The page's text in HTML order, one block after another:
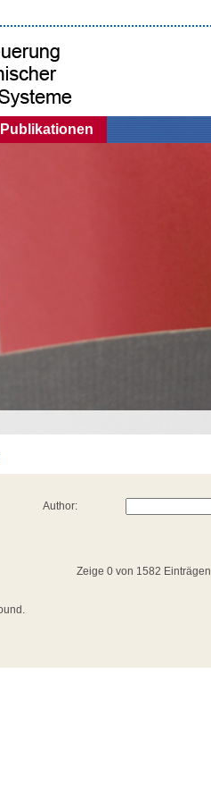
Publikationen
Author:
Zeige 0 von 1582 Einträgen